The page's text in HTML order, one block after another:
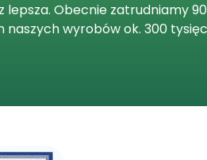
Obecnie zatrudniamy
naszych wyrobów ok. 300